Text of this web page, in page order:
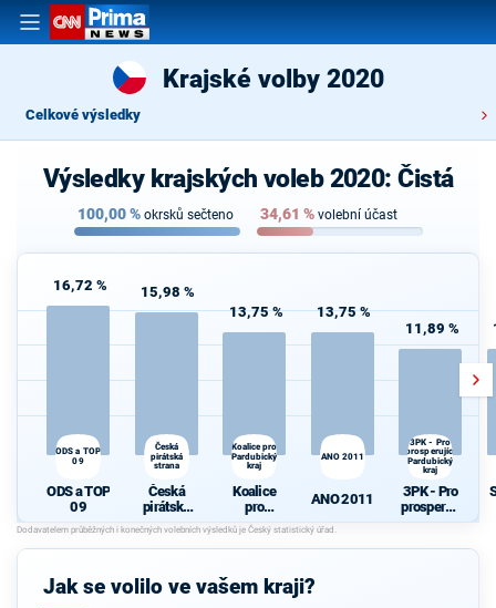
Krajské volby 2020
Celkové výsledky
Výsledky krajských voleb 2020: Čistá
100,00% okrsků sečteno 34,61 % volební účast
16,72 %
ODS a TOP
09
ODS a TOP
09
15,98 %
Česká
pirátská
strana
Česká
pirátská
strana
13,75 %
Koalice pro
Pardubický
kraj
Koalice
pro
Pardubick
ý kraj
13,75 %
ANO 2011
ANO 2011
11,89 %
3PK - Pro
prosperující
Pardubický
kraj
3PK - Pro
prosperují
cí
ý kraj
Jak se volilo ve vašem kraji?